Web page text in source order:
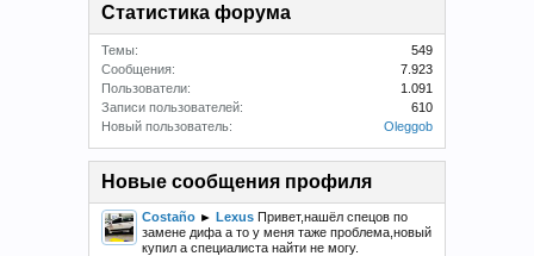
Статистика форума
Темы:
549
Сообщения:
7.923
Пользователи:
1.091
Записи пользователей:
610
Новый пользователь:
Oleggob
Новые сообщения профиля
Costaño ► Lexus Привет,нашёл спецов по
замене дифа а то у меня таже проблема,новый
купил а специалиста найти не могу.